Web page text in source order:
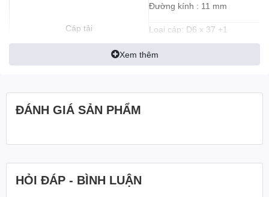
hợp kim thép chất lượng đạt tiêu chuẩn quốc tế, đảm bảo
bền hơn. Vỏ hợp được làm bằng gang cứng chắc, chống
Dây cáp: dây cáp thép có độ bền cao, khả năng chịu tải
Cáp tải
Đường kính : 11 mm
Loại cáp: D6 x 37 +1
8 mét/phút
Tốc độ vòng quay: 1380
Xem thêm
ĐÁNH GIÁ SẢN PHẨM
HỎI ĐÁP - BÌNH LUẬN